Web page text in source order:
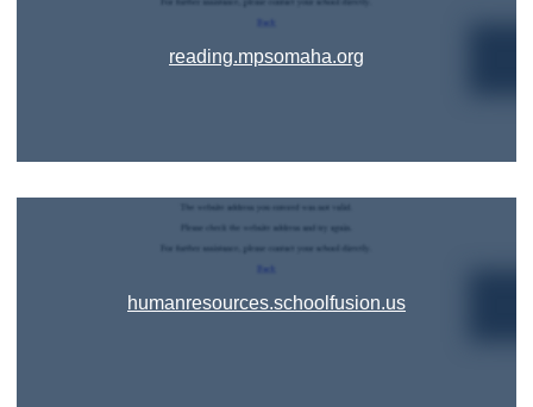
reading.mpsomaha.org
humanresources.schoolfusion.us